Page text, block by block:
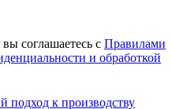
соглашаетесь с Правилами
и обработкой